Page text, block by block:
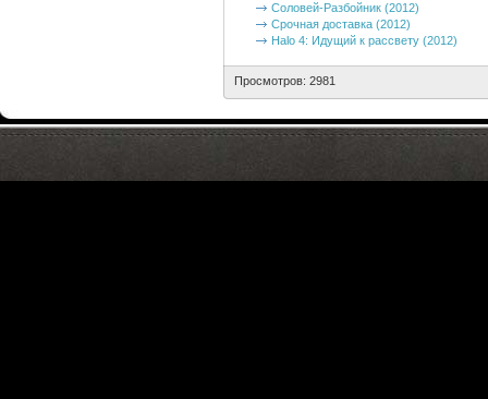
Соловей-Разбойник (2012)
Срочная доставка (2012)
Halo 4: Идущий к рассвету (2012)
Просмотров: 2981